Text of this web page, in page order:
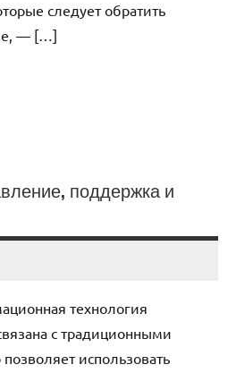
следует обратить
— […]
поддержка и
технология
с традиционными
использовать